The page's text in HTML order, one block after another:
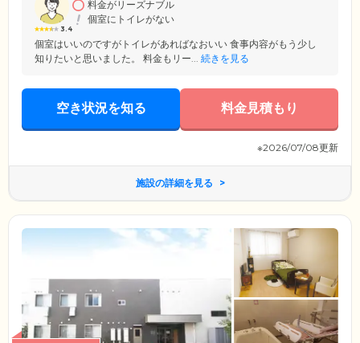
3.4
料金がリーズナブル
個室にトイレがない
個室はいいのですがトイレがあればなおいい 食事内容がもう少し
知りたいと思いました。 料金もリー... 続きを見る
空き状況を知る 料金見積もり
※2026/07/08更新
施設の詳細を見る